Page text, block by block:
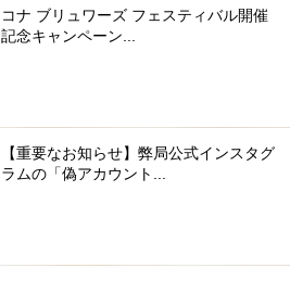
コナ ブリュワーズ フェスティバル開催
記念キャンペーン...
【重要なお知らせ】弊局公式インスタグ
ラムの「偽アカウント...